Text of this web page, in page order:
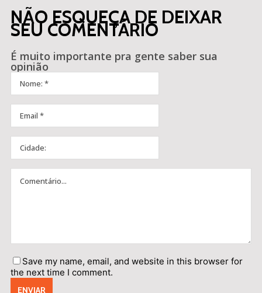
NÃO ESQUEÇA DE DEIXAR
SEU COMENTÁRIO
É muito importante pra gente saber sua
opinião
Save my name, email, and website in this browser for
the next time I comment.